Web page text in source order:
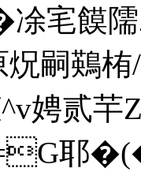
凃宒饃
嗣鶧栯
娉贰芉
耶